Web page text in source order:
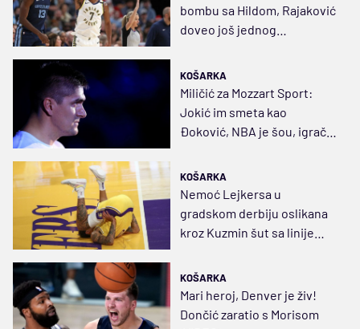
bombu sa Hildom, Rajaković
doveo još jednog
KOŠARKA
Miličić za Mozzart Sport:
Jokić im smeta kao
Đoković, NBA je šou, igrači
KOŠARKA
Nemoć Lejkersa u
gradskom derbiju oslikana
kroz Kuzmin šut sa linije
KOŠARKA
Mari heroj, Denver je živ!
Dončić zaratio s Morisom